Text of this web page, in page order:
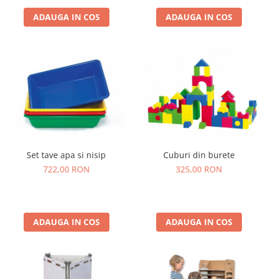
ADAUGA IN COS ADAUGA IN COS
Set tave apa si nisip
722,00 RON
ADAUGA IN COS
Cuburi din burete
325,00 RON
ADAUGA IN COS